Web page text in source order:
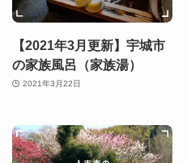
【2021年3月更新】宇城市
の家族風呂（家族湯）
2021年3月22日